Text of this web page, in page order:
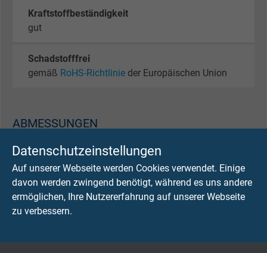
Datenschutzeinstellungen
Auf unserer Webseite werden Cookies verwendet. Einige
davon werden zwingend benötigt, während es uns andere
ermöglichen, Ihre Nutzererfahrung auf unserer Webseite
zu verbessern.
Kraftstoffbeständigkeit
gut
Schadstofffrei
gemäß RoHS-Richtlinie der Europäischen Union
ABMESSUNGEN
Art.-Nr. Abmessung
gewicht
L38370234 2 x AWG 34/7 5,7 kg/km
Artikel anfragen
L38370334 3 x AWG 34/7 6 kg/km